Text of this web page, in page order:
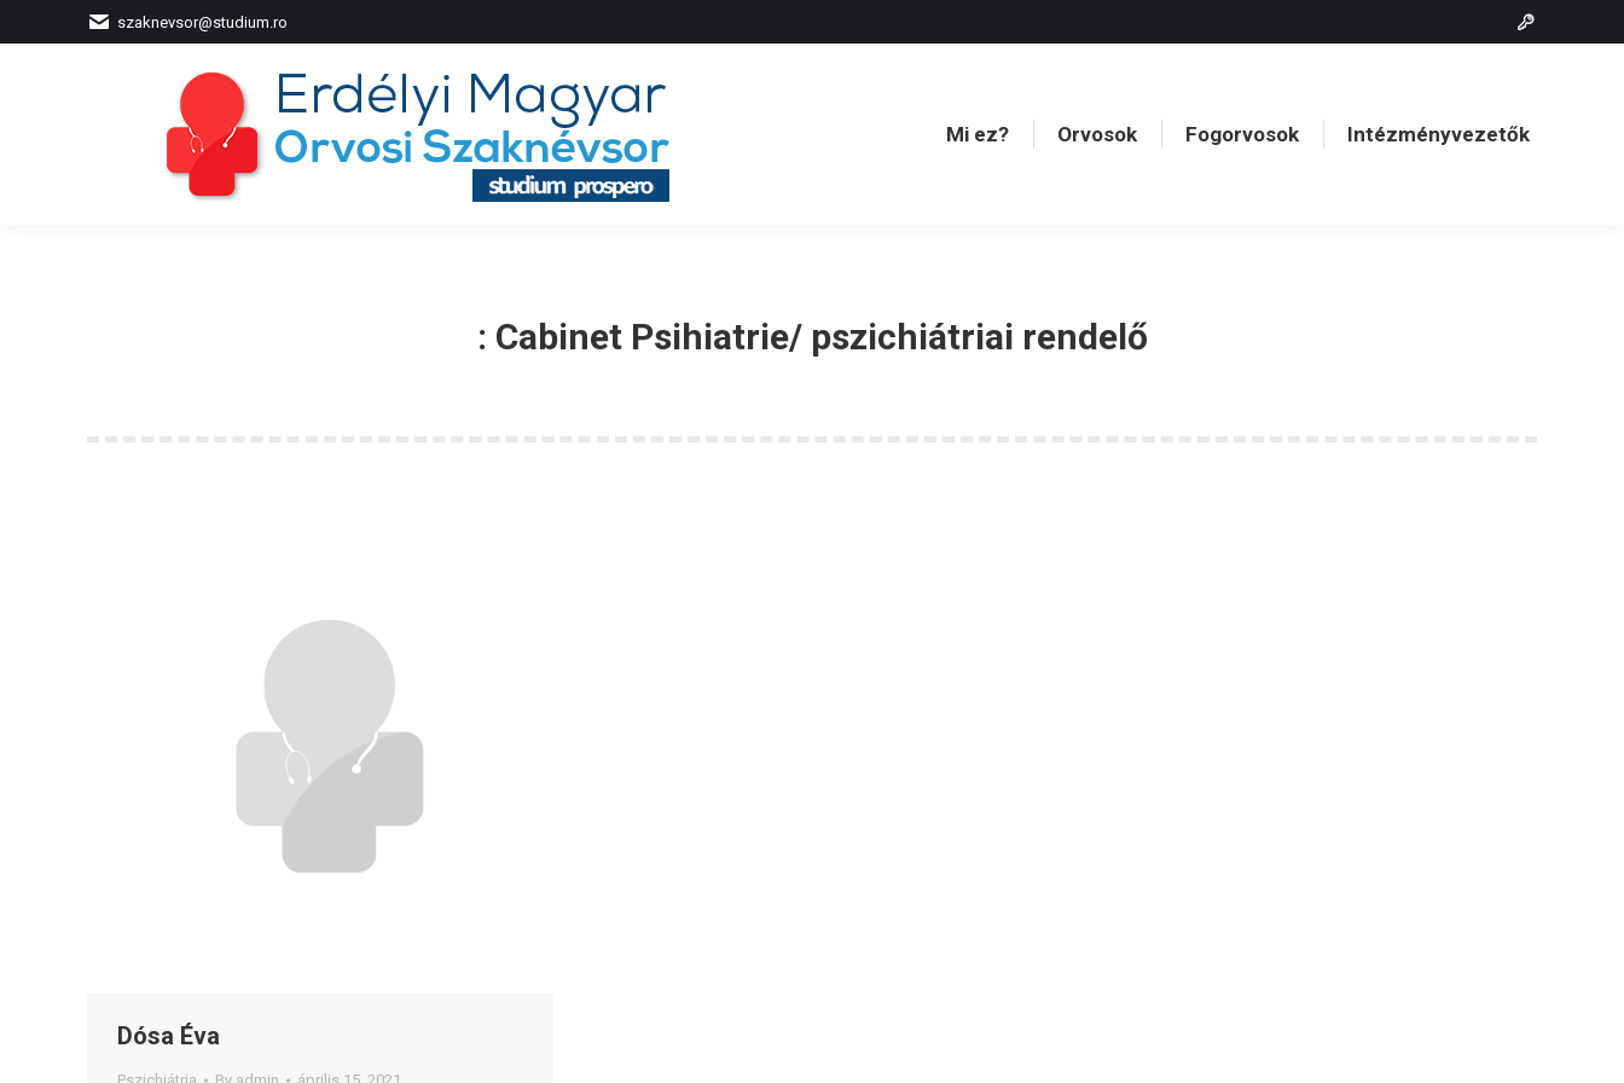
szaknevsor@studium.ro
Mi ez? Orvosok Fogorvosok Intézményvezetők
: Cabinet Psihiatrie/ pszichiátriai rendelő
Dósa Éva
Mi ez? Orvosok Fogorvosok Intézményvezetők